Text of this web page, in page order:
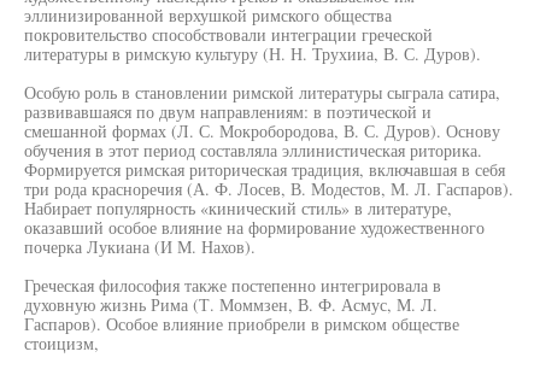
эллинизированной верхушкой римского общества
покровительство способствовали интеграции греческой
литературы в римскую культуру (Н. Н. Трухииа, В. С. Дуров).
Особую роль в становлении римской литературы сыграла сатира,
развивавшаяся по двум направлениям: в поэтической и
смешанной формах (Л. С. Мокробородова, В. С. Дуров). Основу
обучения в этот период составляла эллинистическая риторика.
Формируется римская риторическая традиция, включавшая в себя
три рода красноречия (А. Ф. Лосев, В. Модестов, М. Л. Гаспаров).
Набирает популярность «кинический стиль» в литературе,
оказавший особое влияние на формирование художественного
почерка Лукиана (И М. Нахов).
Греческая философия также постепенно интегрировала в
духовную жизнь Рима (Т. Моммзен, В. Ф. Асмус, М. Л.
Гаспаров). Особое влияние приобрели в римском обществе
стоицизм,